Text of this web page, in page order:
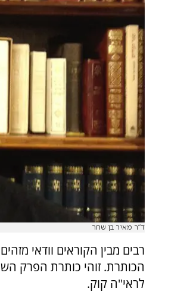
ד"ר מאיר בן שחר
רבים מבין הקוראים וודאי
הכותרת. זוהי כותרת הפרק
לראי"ה קוק.